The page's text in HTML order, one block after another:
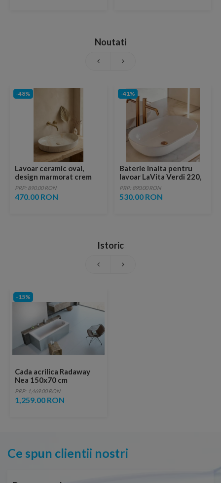
Noutati
-48%
Lavoar ceramic oval,
design marmorat crem
lucios cu vene aurii,
ventil inclus
PRP: 890.00 RON
470.00 RON
-41%
Baterie inalta pentru
lavoar LaVita Verdi 220,
fara ventil, brushed
copper
PRP: 890.00 RON
530.00 RON
Istoric
-15%
Cada acrilica Radaway
Nea 150x70 cm
PRP: 1,469.00 RON
1,259.00 RON
Ce spun clientii nostri